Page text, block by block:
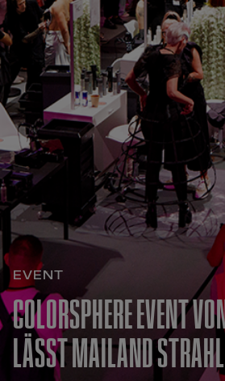
EVENT
COLORSPHERE EVENT
LÄSST MAILAND